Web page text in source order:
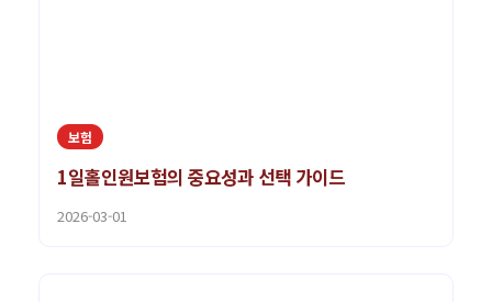
보험
1일홀인원보험의 중요성과 선택 가이드
2026-03-01